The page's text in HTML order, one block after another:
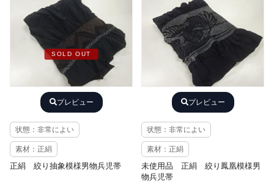
SOLD OUT
プレビュー
状態：非常によい
素材：正絹
正絹 絞り抽象模様男物兵児帯
プレビュー
状態：非常によい
素材：正絹
未使用品 正絹 絞り鳳凰模様男
物兵児帯